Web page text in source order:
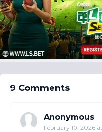
9 Comments
Anonymous
February 10, 2026